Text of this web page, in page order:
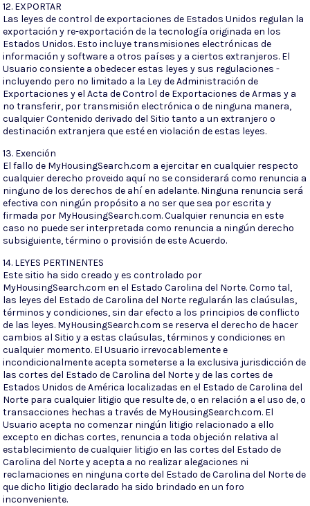
12. EXPORTAR
Las leyes de control de exportaciones de Estados Unidos regulan la
exportación y re-exportación de la tecnología originada en los
Estados Unidos. Esto incluye transmisiones electrónicas de
información y software a otros países y a ciertos extranjeros. El
Usuario consiente a obedecer estas leyes y sus regulaciones -
incluyendo pero no limitado a la Ley de Administración de
Exportaciones y el Acta de Control de Exportaciones de Armas y a
no transferir, por transmisión electrónica o de ninguna manera,
cualquier Contenido derivado del Sitio tanto a un extranjero o
destinación extranjera que esté en violación de estas leyes.
13. Exención
El fallo de MyHousingSearch.com a ejercitar en cualquier respecto
cualquier derecho proveido aquí no se considerará como renuncia a
ninguno de los derechos de ahí en adelante. Ninguna renuncia será
efectiva con ningún propósito a no ser que sea por escrita y
firmada por MyHousingSearch.com. Cualquier renuncia en este
caso no puede ser interpretada como renuncia a ningún derecho
subsiguiente, término o provisión de este Acuerdo.
14. LEYES PERTINENTES
Este sitio ha sido creado y es controlado por
MyHousingSearch.com en el Estado Carolina del Norte. Como tal,
las leyes del Estado de Carolina del Norte regularán las claúsulas,
términos y condiciones, sin dar efecto a los principios de conflicto
de las leyes. MyHousingSearch.com se reserva el derecho de hacer
cambios al Sitio y a estas claúsulas, términos y condiciones en
cualquier momento. El Usuario irrevocablemente e
incondicionalmente acepta someterse a la exclusiva jurisdicción de
las cortes del Estado de Carolina del Norte y de las cortes de
Estados Unidos de América localizadas en el Estado de Carolina del
Norte para cualquier litigio que resulte de, o en relación a el uso de, o
transacciones hechas a través de MyHousingSearch.com. El
Usuario acepta no comenzar ningún litigio relacionado a ello
excepto en dichas cortes, renuncia a toda objeción relativa al
establecimiento de cualquier litigio en las cortes del Estado de
Carolina del Norte y acepta a no realizar alegaciones ni
reclamaciones en ninguna corte del Estado de Carolina del Norte de
que dicho litigio declarado ha sido brindado en un foro
inconveniente.